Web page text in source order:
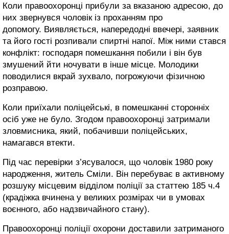
Коли правоохоронці прибули за вказаною адресою, до
них звернувся чоловік із проханням про
допомогу. Виявляється, напередодні ввечері, заявник
та його гості розпивали спиртні напої. Між ними стався
конфлікт: господаря помешкання побили і він був
змушений йти ночувати в інше місце. Молодики
поводилися вкрай зухвало, погрожуючи фізичною
розправою.
Коли приїхали поліцейські, в помешканні сторонніх
осіб уже не було. Згодом правоохоронці затримали
зловмисника, який, побачивши поліцейських,
намагався втекти.
Під час перевірки з’ясувалося, що чоловік 1980 року
народження, житель Сміли. Він перебуває в активному
розшуку місцевим відділом поліції за статтею 185 ч.4
(крадіжка вчинена у великих розмірах чи в умовах
воєнного, або надзвичайного стану).
Правоохоронці поліції охорони доставили затриманого